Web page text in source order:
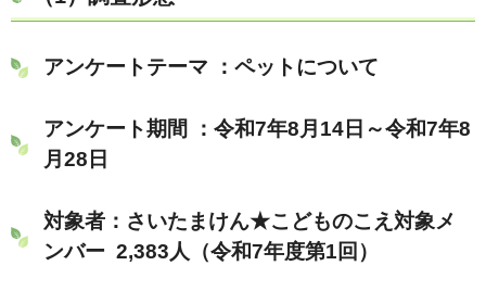
アンケートテーマ ：ペットについて
アンケート期間 ：令和7年8月14日～令和7年8
月28日
対象者：さいたまけん★こどものこえ対象メ
ンバー 2,383人（令和7年度第1回）